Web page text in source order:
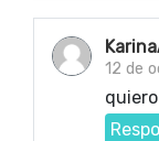
12 de